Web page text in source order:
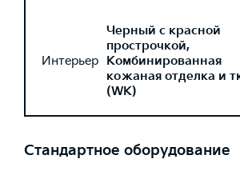
Интерьер
Черный с красной
прострочкой,
Комбинированная
кожаная отделка и
(WK)
Стандартное оборудование